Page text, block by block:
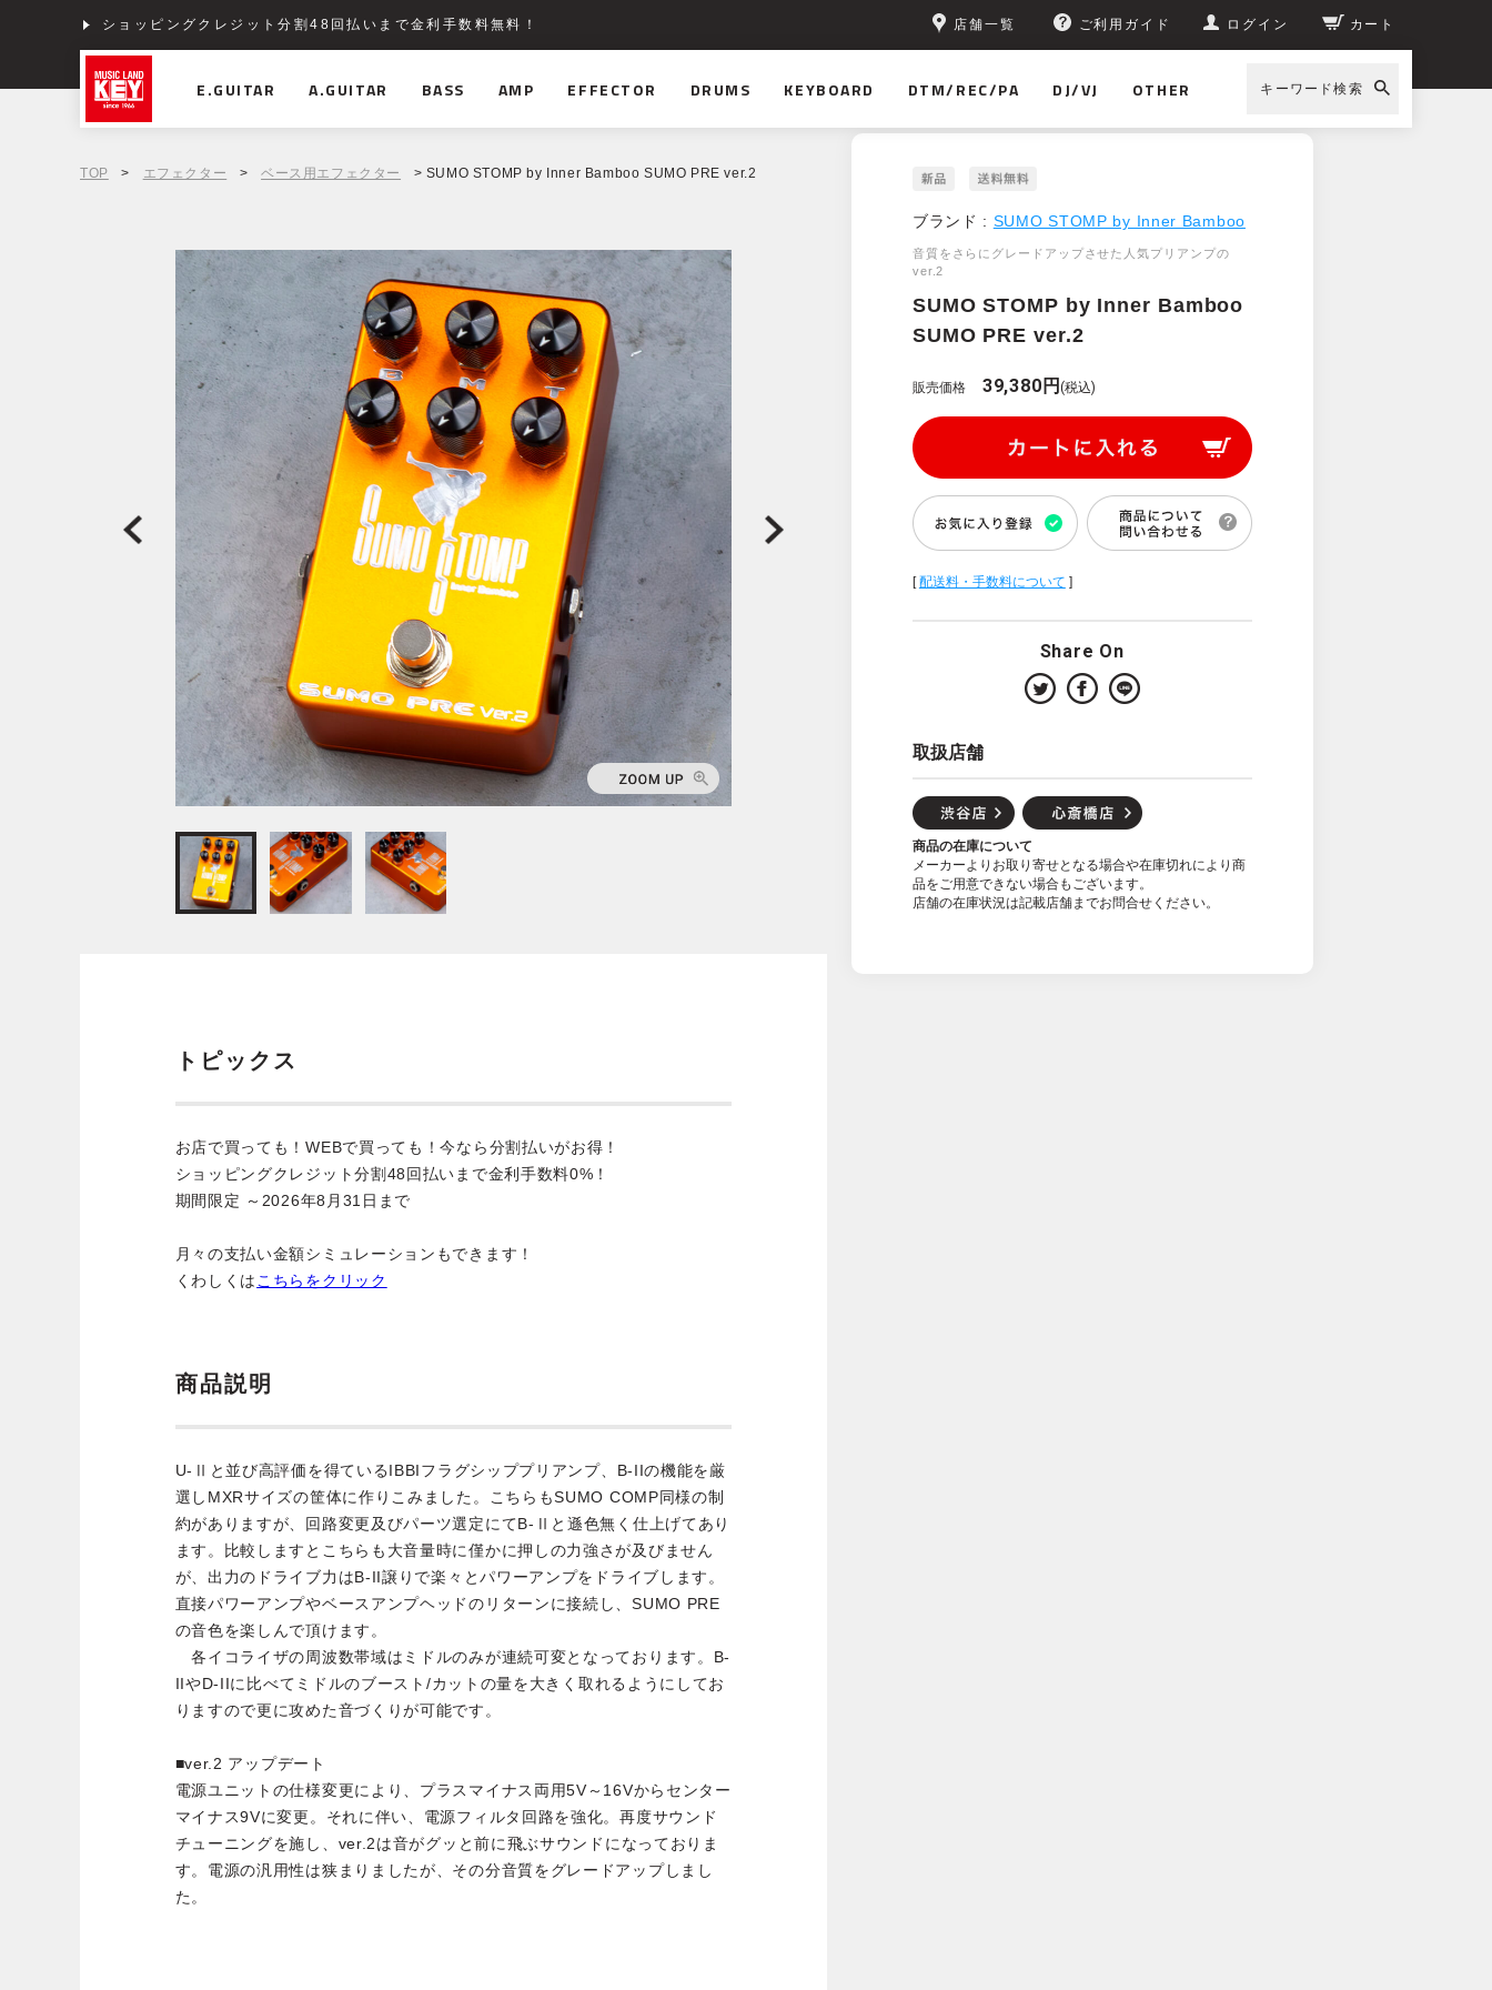
ショッピングクレジット分割48回払いまで金利手数料無料！ 店舗一覧 ご利用ガイド ログイン カート
E.GUITAR A.GUITAR BASS AMP EFFECTOR DRUMS KEYBOARD DTM/REC/PA DJ/VJ OTHER キーワード検索
TOP > エフェクター > ベース用エフェクター > SUMO STOMP by Inner Bamboo SUMO PRE ver.2
ブランド : SUMO STOMP by Inner Bamboo
音質をさらにグレードアップさせた人気プリアンプの
ver.2
SUMO STOMP by Inner Bamboo
SUMO PRE ver.2
販売価格 39,380円(税込)
[配送料・手数料について ]
Share On
取扱店舗
商品の在庫について
メーカーよりお取り寄せとなる場合や在庫切れにより商
品をご用意できない場合もございます。
店舗の在庫状況は記載店舗までお問合せください。
トピックス
お店で買っても！WEBで買っても！今なら分割払いがお得！
ショッピングクレジット分割48回払いまで金利手数料0%！
期間限定 ～2026年8月31日まで
月々の支払い金額シミュレーションもできます！
くわしくは こちらをクリック
商品説明
U-Ⅱと並び高評価を得ているIBBIフラグシッププリアンプ、B-IIの機能を厳
選しMXRサイズの筐体に作りこみました。こちらもSUMO COMP同様の制
約がありますが、回路変更及びパーツ選定にてB-Ⅱと遜色無く仕上げてあり
ます。比較しますとこちらも大音量時に僅かに押しの力強さが及びません
が、出力のドライブ力はB-II譲りで楽々とパワーアンプをドライブします。
直接パワーアンプやベースアンプヘッドのリターンに接続し、SUMO PRE
の音色を楽しんで頂けます。
各イコライザの周波数帯域はミドルのみが連続可変となっております。B-
IIやD-IIに比べてミドルのブースト/カットの量を大きく取れるようにしてお
りますので更に攻めた音づくりが可能です。
■ver.2 アップデート
電源ユニットの仕様変更により、プラスマイナス両用5V～16Vからセンター
マイナス9Vに変更。それに伴い、電源フィルタ回路を強化。再度サウンド
チューニングを施し、ver.2は音がグッと前に飛ぶサウンドになっておりま
す。電源の汎用性は狭まりましたが、その分音質をグレードアップしまし
た。